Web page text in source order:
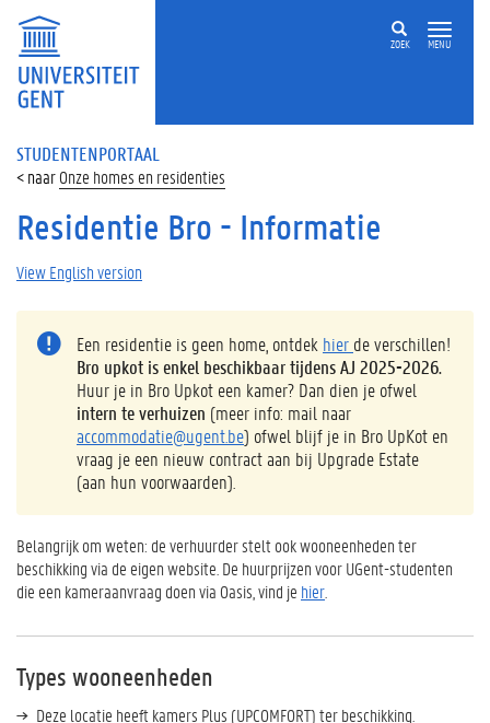
ZOEK MENU
STUDENTENPORTAAL
Onze homes en residenties
Residentie Bro - Informatie
View English version
Een residentie is geen home, ontdek hier de verschillen!
Bro upkot is enkel beschikbaar tijdens AJ 2025-2026.
Huur je in Bro Upkot een kamer? Dan dien je ofwel
intern te verhuizen (meer info: mail naar
accommodatie@ugent.be) ofwel blijf je in Bro UpKot en
vraag je een nieuw contract aan bij Upgrade Estate
(aan hun voorwaarden).
Belangrijk om weten: de verhuurder stelt ook wooneenheden ter
beschikking via de eigen website. De huurprijzen voor UGent-studenten
die een kameraanvraag doen via Oasis, vind je hier
Types wooneenheden
Deze locatie heeft kamers Plus (UPCOMFORT) ter beschikking.